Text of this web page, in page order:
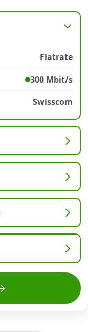
Flatrate
300 Mbit/s
Swisscom